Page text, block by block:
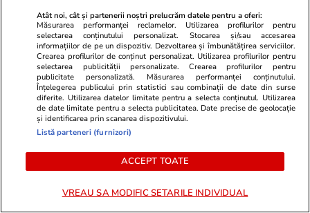
urări pe care să le transmiți
sărbătoriților
Lifestyle 04 aug.
Atât noi, cât și partenerii noștri prelucrăm datele pentru a oferi:
Măsurarea performanței reclamelor. Utilizarea profilurilor pentru
selectarea conținutului personalizat. Stocarea și/sau accesarea
informațiilor de pe un dispozitiv. Dezvoltarea și îmbunătățirea serviciilor.
Crearea profilurilor de conținut personalizat. Utilizarea profilurilor pentru
selectarea publicității personalizate. Crearea profilurilor pentru
publicitate personalizată. Măsurarea performanței conținutului.
Înțelegerea publicului prin statistici sau combinații de date din surse
diferite. Utilizarea datelor limitate pentru a selecta conținutul. Utilizarea
de date limitate pentru a selecta publicitatea. Date precise de geolocație
și identificarea prin scanarea dispozitivului.
Listă parteneri (furnizori)
ACCEPT TOATE
VREAU SA MODIFIC SETARILE INDIVIDUAL